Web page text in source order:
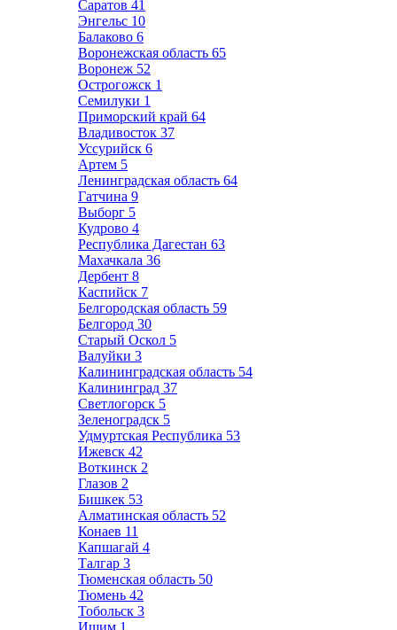
Саратов 41
Энгельс 10
Балаково 6
Воронежская область 65
Воронеж 52
Острогожск 1
Семилуки 1
Приморский край 64
Владивосток 37
Уссурийск 6
Артем 5
Ленинградская область 64
Гатчина 9
Выборг 5
Кудрово 4
Республика Дагестан 63
Махачкала 36
Дербент 8
Каспийск 7
Белгородская область 59
Белгород 30
Старый Оскол 5
Валуйки 3
Калининградская область 54
Калининград 37
Светлогорск 5
Зеленоградск 5
Удмуртская Республика 53
Ижевск 42
Воткинск 2
Глазов 2
Бишкек 53
Алматинская область 52
Конаев 11
Капшагай 4
Талгар 3
Тюменская область 50
Тюмень 42
Тобольск 3
Ишим 1